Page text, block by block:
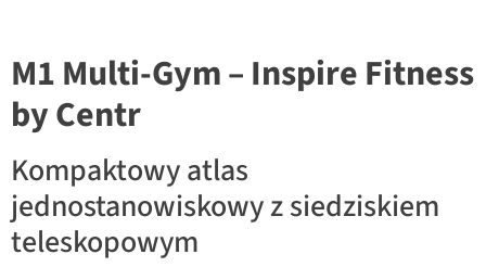
M1 Multi-Gym –Inspire Fitness
by Centr
Kompaktowy atlas
jednostanowiskowy z siedziskiem
teleskopowym